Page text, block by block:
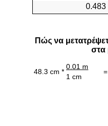
Πώς να
στα
48.3 cm *
0.01 m
1 cm